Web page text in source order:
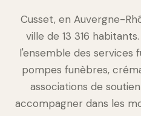
Cusset, en Auvergne-
ville de 13 316
l'ensemble des services
pompes funèbres,
associations de
accompagner dans les